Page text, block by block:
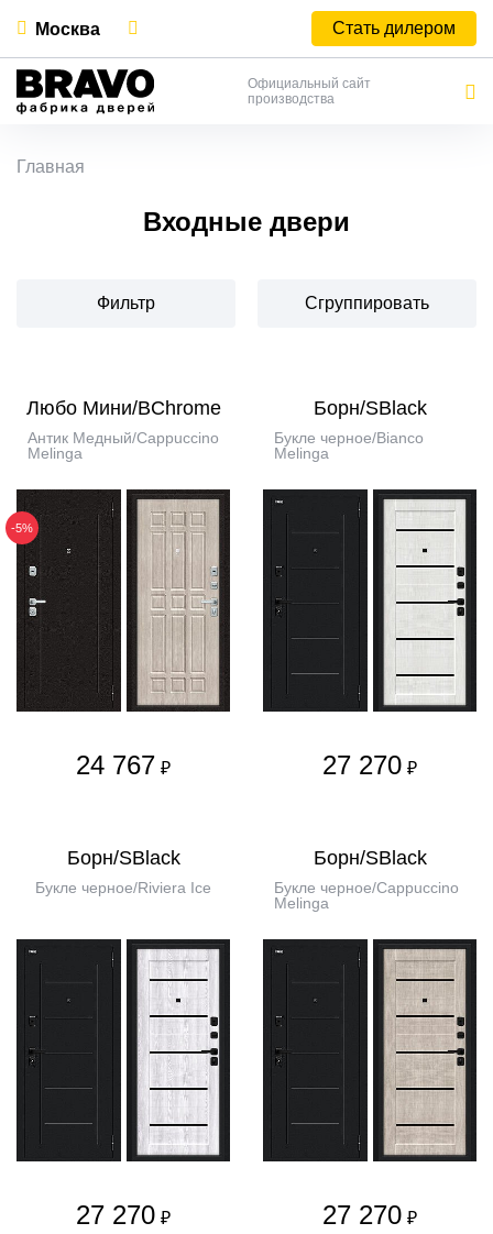
Москва Стать дилером
Официальный сайт
производства
Главная
Входные двери
Фильтр Сгруппировать
Любо Мини/BChrome
Антик Медный/Cappuccino
Melinga
-5%
24 767 ₽
Борн/SBlack
Букле черное/Bianco
Melinga
27 270 ₽
Борн/SBlack
Букле черное/Riviera Ice
27 270 ₽
Борн/SBlack
Букле черное/Cappuccino
Melinga
27 270 ₽